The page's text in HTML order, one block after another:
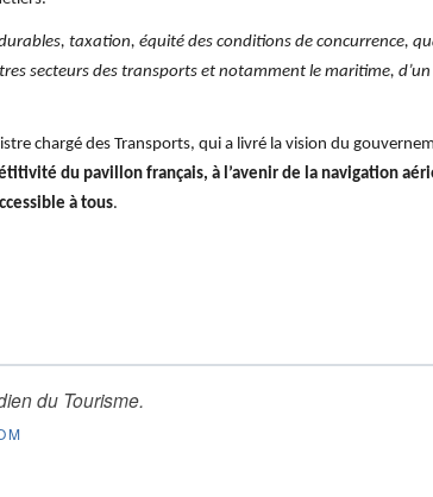
taxation, équité des conditions de concurrence,
secteurs des transports et notamment le maritime,
chargé des Transports, qui a livré la vision du
du pavillon français, à l’avenir de la navigation
à tous.
du Tourisme.